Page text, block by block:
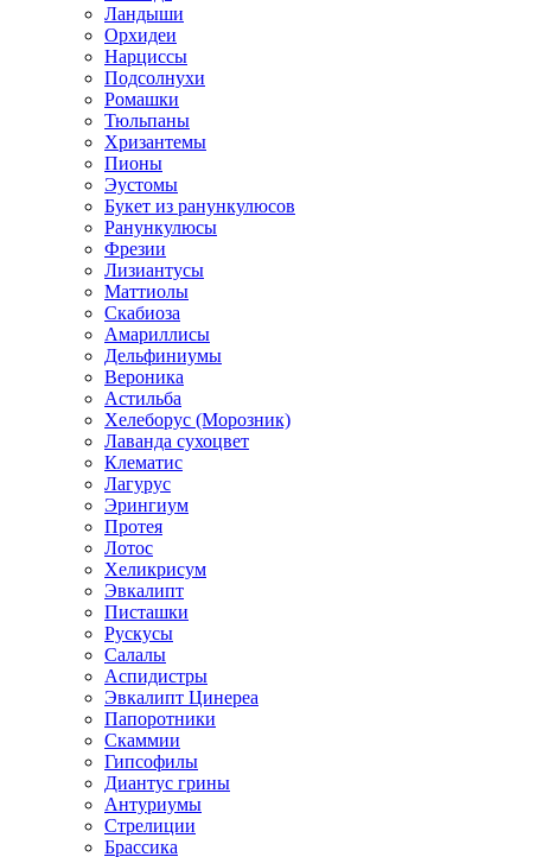
Ландыши
Орхидеи
Нарциссы
Подсолнухи
Ромашки
Тюльпаны
Хризантемы
Пионы
Эустомы
Букет из ранункулюсов
Ранункулюсы
Фрезии
Лизиантусы
Маттиолы
Скабиоза
Амариллисы
Дельфиниумы
Вероника
Астильба
Хелеборус (Морозник)
Лаванда сухоцвет
Клематис
Лагурус
Эрингиум
Протея
Лотос
Хеликрисум
Эвкалипт
Писташки
Рускусы
Салалы
Аспидистры
Эвкалипт Цинереа
Папоротники
Скаммии
Гипсофилы
Диантус грины
Антуриумы
Стрелиции
Брассика